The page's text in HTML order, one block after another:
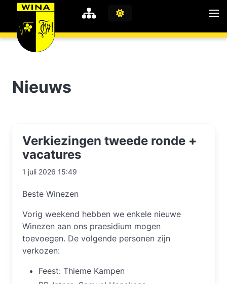
Shop
Studie
Schachten
Nieuws
Verkiezingen tweede ronde +
vacatures
1 juli 2026 15:49
Beste Winezen
Vorig weekend hebben we enkele nieuwe
Winezen aan ons praesidium mogen
toevoegen. De volgende personen zijn
verkozen:
Feest: Thieme Kampen